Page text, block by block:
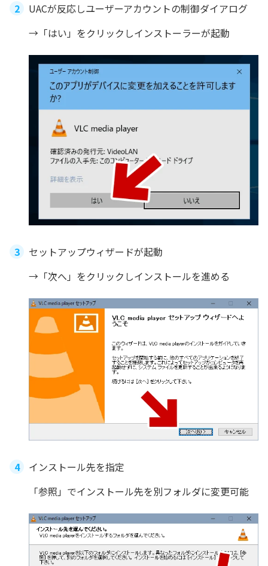
UACが反応しユーザーアカウントの制御ダイアログ
→「はい」をクリックしインストーラーが起動
セットアップウィザードが起動
→「次へ」をクリックしインストールを進める
インストール先を指定
「参照」でインストール先を別フォルダに変更可能